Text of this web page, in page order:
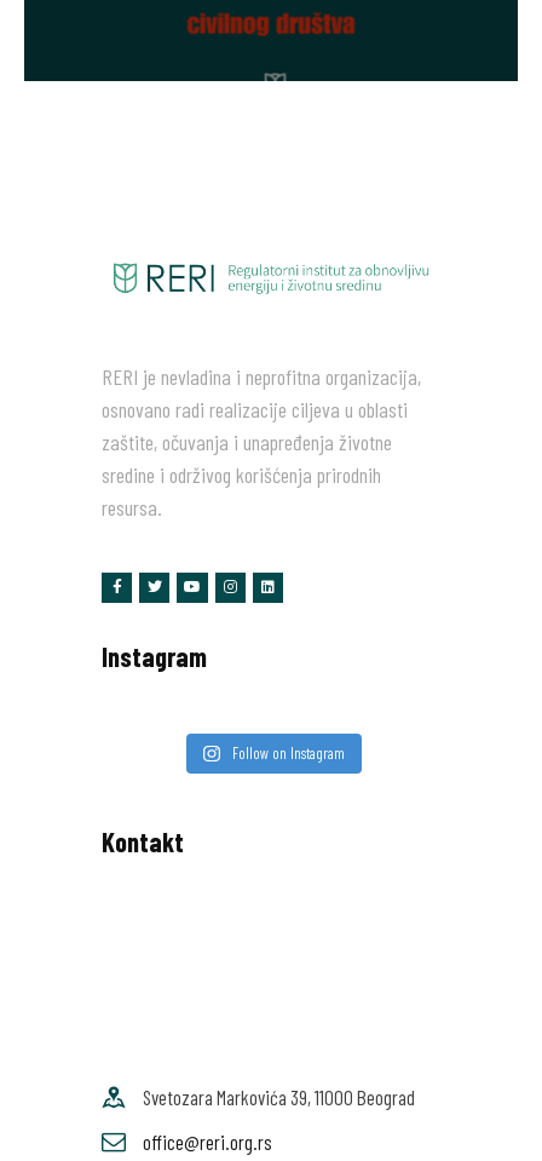
RERI je nevladina i neprofitna organizacija,
osnovano radi realizacije ciljeva u oblasti
zaštite, očuvanja i unapređenja životne
sredine i održivog korišćenja prirodnih
resursa.
Instagram
Follow on Instagram
Kontakt
Svetozara Markovića 39, 11000 Beograd
office@reri.org.rs